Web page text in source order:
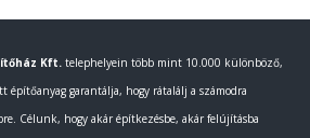
Kft. telephelyein több mint 10.000 különböző,
építőanyag garantálja, hogy rátalálj a számodra
Célunk, hogy akár építkezésbe, akár felújításba